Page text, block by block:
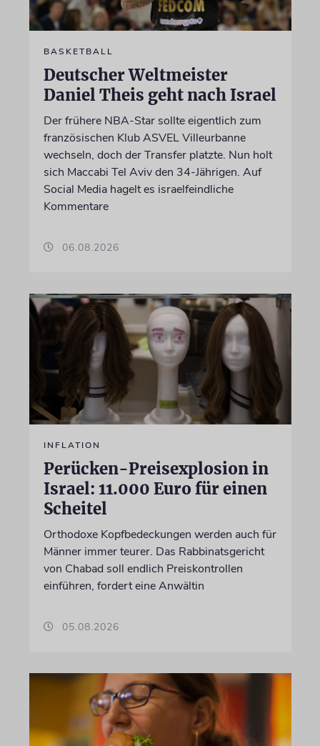
BASKETBALL
Deutscher Weltmeister
Daniel Theis geht nach Israel
Der frühere NBA-Star sollte eigentlich zum
französischen Klub ASVEL Villeurbanne
wechseln, doch der Transfer platzte. Nun holt
sich Maccabi Tel Aviv den 34-Jährigen. Auf
Social Media hagelt es israelfeindliche
Kommentare
06.08.2026
INFLATION
Perücken-Preisexplosion in
Israel: 11.000 Euro für einen
Scheitel
Orthodoxe Kopfbedeckungen werden auch für
Männer immer teurer. Das Rabbinatsgericht
von Chabad soll endlich Preiskontrollen
einführen, fordert eine Anwältin
05.08.2026